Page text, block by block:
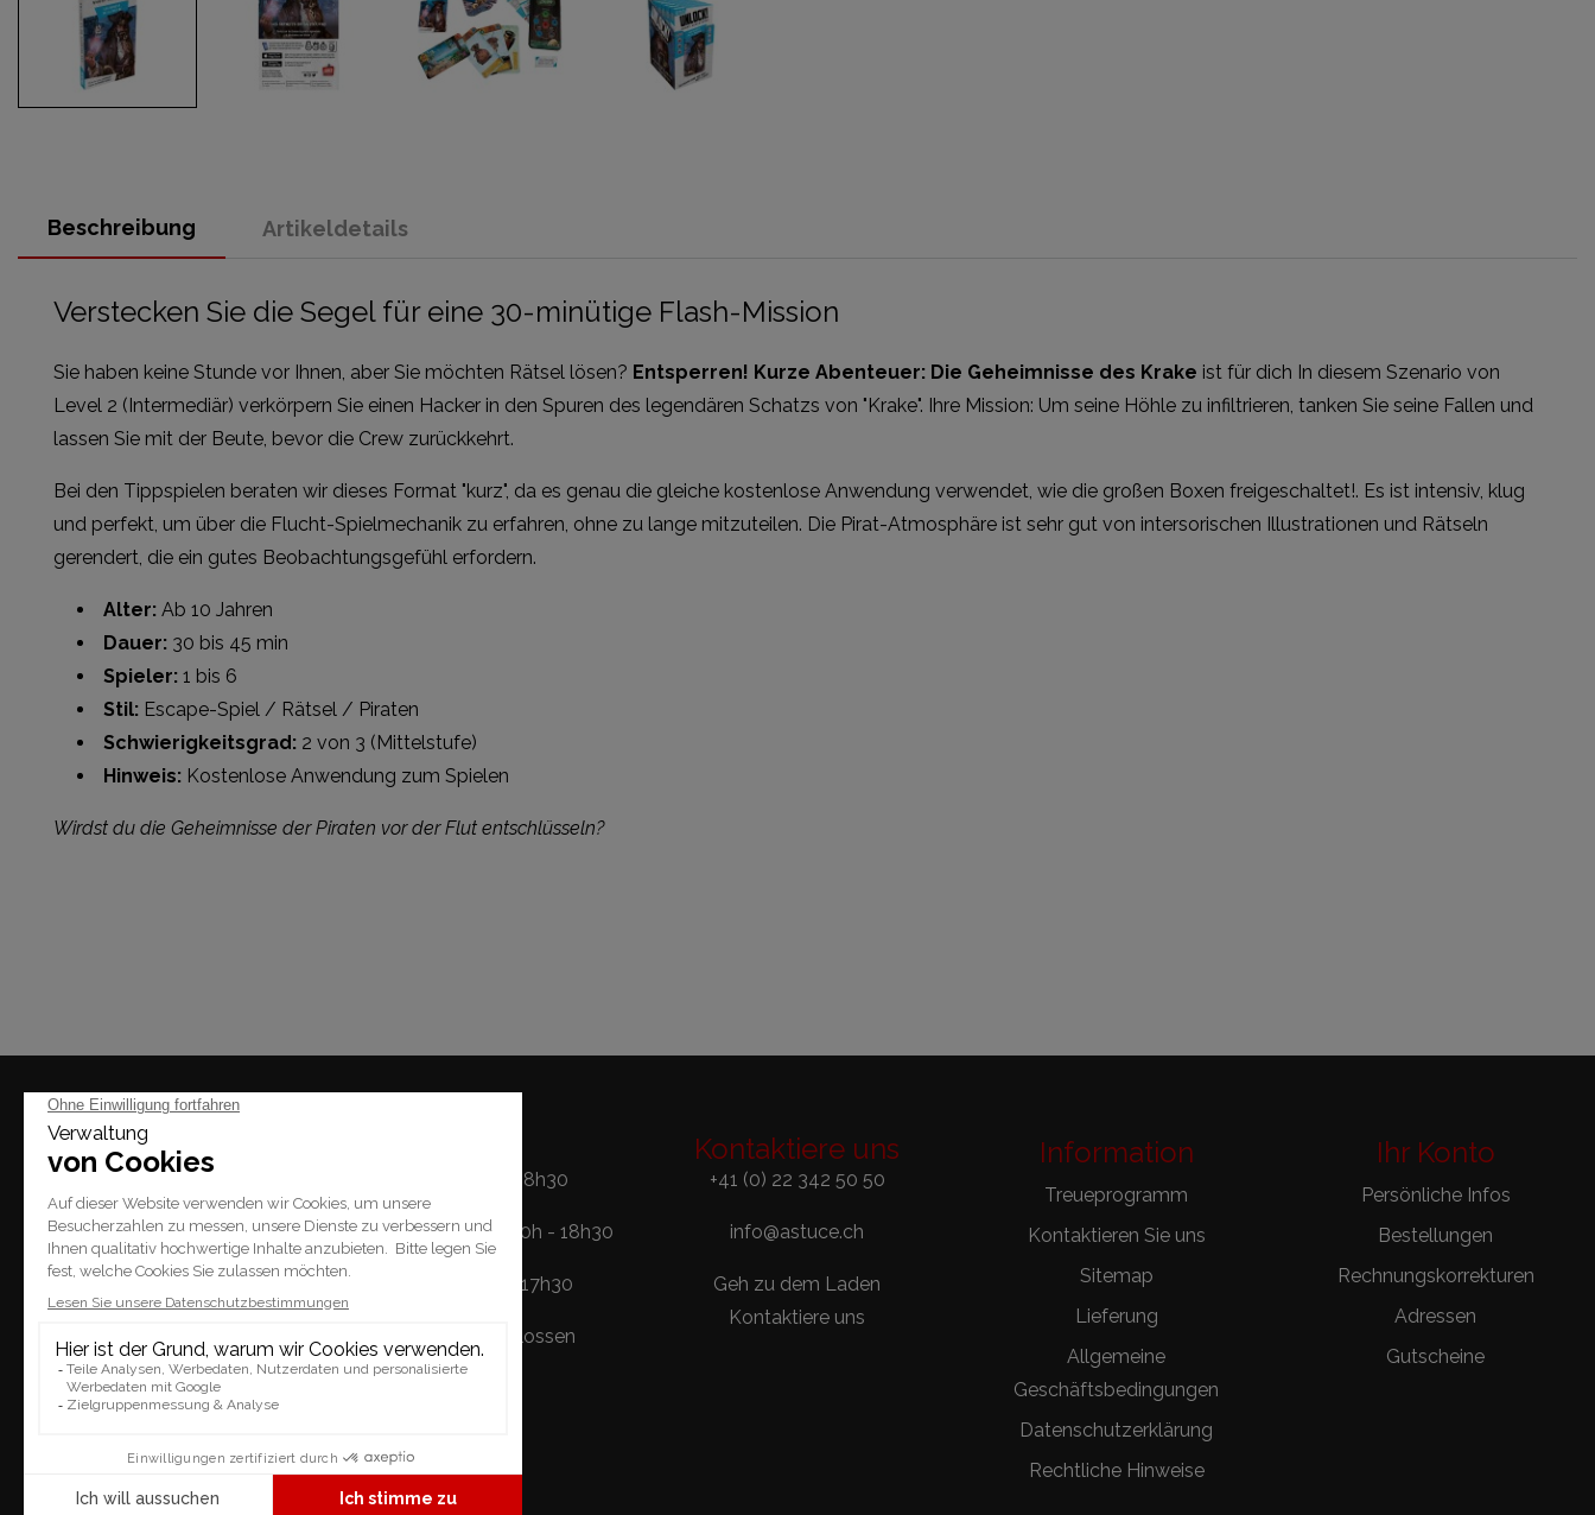
Beschreibung Artikeldetails
Verstecken Sie die Segel für eine 30-minütige Flash-Mission
Sie haben keine Stunde vor Ihnen, aber Sie möchten Rätsel lösen? Entsperren! Kurze Abenteuer: Die Geheimnisse des Krake ist für dich In diesem Szenario von
Level 2 (Intermediär) verkörpern Sie einen Hacker in den Spuren des legendären Schatzs von "Krake". Ihre Mission: Um seine Höhle zu infiltrieren, tanken Sie seine Fallen und
lassen Sie mit der Beute, bevor die Crew zurückkehrt.
Bei den Tippspielen beraten wir dieses Format "kurz", da es genau die gleiche kostenlose Anwendung verwendet, wie die großen Boxen freigeschaltet!. Es ist intensiv, klug
und perfekt, um über die Flucht-Spielmechanik zu erfahren, ohne zu lange mitzuteilen. Die Pirat-Atmosphäre ist sehr gut von intersorischen Illustrationen und Rätseln
gerendert, die ein gutes Beobachtungsgefühl erfordern.
Alter: Ab 10 Jahren
Dauer: 30 bis 45 min
Spieler: 1 bis 6
Stil: Escape-Spiel / Rätsel / Piraten
Schwierigkeitsgrad: 2 von 3 (Mittelstufe)
Hinweis: Kostenlose Anwendung zum Spielen
Wirdst du die Geheimnisse der Piraten vor der Flut entschlüsseln?
Place du Tempel 2.
1227 Carouge
Montag: 14h - 18h30
Dienstag / Freitag: 10h - 18h30
Samstag: 10h - 17h30
Sonntag: geschlossen
Kontaktiere uns
+41 (0) 22 342 50 50
info@astuce.ch
Geh zu dem Laden
Kontaktiere uns
Information
Treueprogramm
Kontaktieren Sie uns
Sitemap
Lieferung
Allgemeine
Geschäftsbedingungen
Datenschutzerklärung
Rechtliche Hinweise
Ihr Konto
Persönliche Infos
Bestellungen
Rechnungskorrekturen
Adressen
Gutscheine